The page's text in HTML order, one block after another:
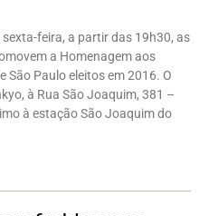
feira, a partir das 19h30, as
a Homenagem aos
São Paulo eleitos em 2016. O
à Rua São Joaquim, 381 –
à estação São Joaquim do